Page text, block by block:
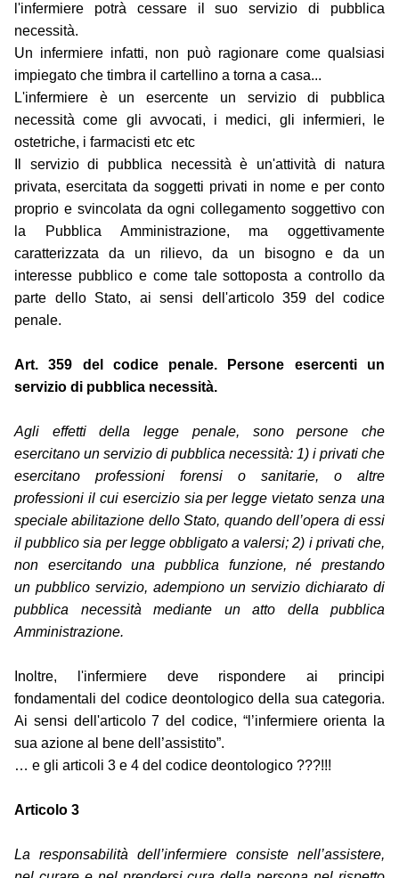
l'infermiere potrà cessare il suo servizio di pubblica
necessità.
Un infermiere infatti, non può ragionare come qualsiasi
impiegato che timbra il cartellino a torna a casa...
L'infermiere è un esercente un servizio di pubblica
necessità come gli avvocati, i medici, gli infermieri, le
ostetriche, i farmacisti etc etc
Il servizio di pubblica necessità è un'attività di natura
privata, esercitata da soggetti privati in nome e per conto
proprio e svincolata da ogni collegamento soggettivo con
la Pubblica Amministrazione, ma oggettivamente
caratterizzata da un rilievo, da un bisogno e da un
interesse pubblico e come tale sottoposta a controllo da
parte dello Stato, ai sensi dell'articolo 359 del codice
penale.
Art. 359 del codice penale. Persone esercenti un
servizio di pubblica necessità.
Agli effetti della legge penale, sono persone che
esercitano un servizio di pubblica necessità: 1) i privati che
esercitano professioni forensi o sanitarie, o altre
professioni il cui esercizio sia per legge vietato senza una
speciale abilitazione dello Stato, quando dell’opera di essi
il pubblico sia per legge obbligato a valersi; 2) i privati che,
non esercitando una pubblica funzione, né prestando
un pubblico servizio, adempiono un servizio dichiarato di
pubblica necessità mediante un atto della pubblica
Amministrazione.
Inoltre, l'infermiere deve rispondere ai principi
fondamentali del codice deontologico della sua categoria.
Ai sensi dell'articolo 7 del codice, “l’infermiere orienta la
sua azione al bene dell’assistito”.
… e gli articoli 3 e 4 del codice deontologico ???!!!
Articolo 3
La responsabilità dell’infermiere consiste nell’assistere,